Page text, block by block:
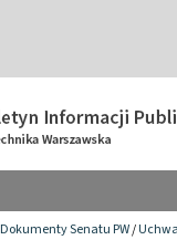
Dokumenty Senatu PW/